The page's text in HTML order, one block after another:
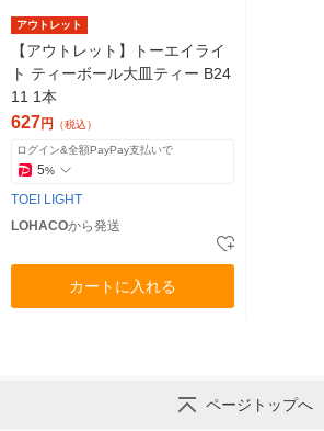
アウトレット
【アウトレット】トーエイライ
ト ティーボール大皿ティー B24
11 1本
627円 （税込）
ログイン&全額PayPay支払いで
5%
TOEI LIGHT
LOHACOから発送
カートに入れる
ページトップへ